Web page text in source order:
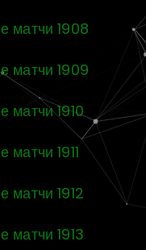
матчи 1908
матчи 1909
матчи 1910
матчи 1911
матчи 1912
матчи 1913